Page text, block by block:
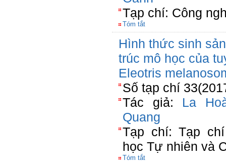
Tạp chí: Công
Tóm tắt
Hình thức sinh
trúc mô học của
Eleotris
Số tạp chí
Tác giả: La
Quang
Tạp chí: Tạp
học Tự nhiên và
Tóm tắt